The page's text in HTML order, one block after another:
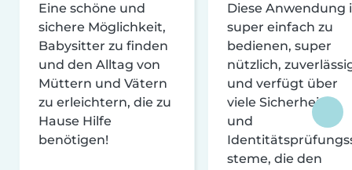
Eine schöne und
sichere Möglichkeit,
Babysitter zu finden
und den Alltag von
Müttern und Vätern
zu erleichtern, die zu
Hause Hilfe
benötigen!
Diese Anwendung
super einfach zu
bedienen, super
nützlich,
und verfügt über
viele Sicherheits-
und
steme, die den